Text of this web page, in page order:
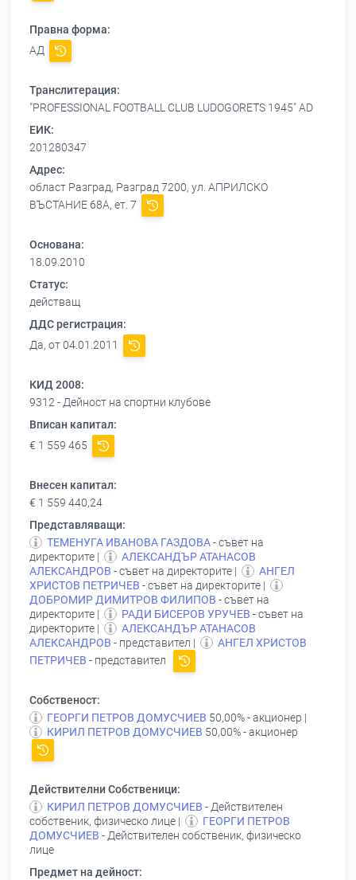
Правна форма:
АД
Транслитерация:
"PROFESSIONAL FOOTBALL CLUB LUDOGORETS 1945" AD
ЕИК:
201280347
Адрес:
област Разград, Разград 7200, ул. АПРИЛСКО
ВЪСТАНИЕ 68А, ет. 7
Основана:
18.09.2010
Статус:
действащ
ДДС регистрация:
Да, от 04.01.2011
КИД 2008:
9312 - Дейност на спортни клубове
Вписан капитал:
€ 1 559 465
Внесен капитал:
€ 1 559 440,24
Представляващи:
ТЕМЕНУГА ИВАНОВА ГАЗДОВА- съвет на
директорите |
АЛЕКСАНДЪР АТАНАСОВ
АЛЕКСАНДРОВ - съвет на директорите |
АНГЕЛ
ХРИСТОВ ПЕТРИЧЕВ - съвет на директорите |
ДОБРОМИР ДИМИТРОВ ФИЛИПОВ - съвет на
директорите |
РАДИ БИСЕРОВ УРУЧЕВ - съвет на
директорите |
АЛЕКСАНДЪР АТАНАСОВ
АЛЕКСАНДРОВ - представител |
АНГЕЛ ХРИСТОВ
ПЕТРИЧЕВ - представител
Собственост:
ГЕОРГИ ПЕТРОВ ДОМУСЧИЕВ 50,00% - акционер |
КИРИЛ ПЕТРОВ ДОМУСЧИЕВ 50,00% - акционер
Действителни Собственици:
КИРИЛ ПЕТРОВ ДОМУСЧИЕВ - Действителен
собственик, физическо лице |
ГЕОРГИ ПЕТРОВ
ДОМУСЧИЕВ - Действителен собственик, физическо
лице
Предмет на дейност: